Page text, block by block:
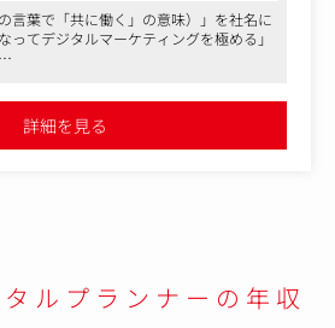
須です。
一層拡大するために、運用型広告以
ハウが必要となってまいります。そ
広範囲な守備範囲を獲得していただ
ヒアリングと目標設定
言葉で「共に働く」の意味）」を社名に
ってデジタルマーケティングを極める」
い方々が多く、上下関係にとらわれず、
い環境。Slackでは雑談から技術共有まで
詳細を見る
ルプランナーの年収